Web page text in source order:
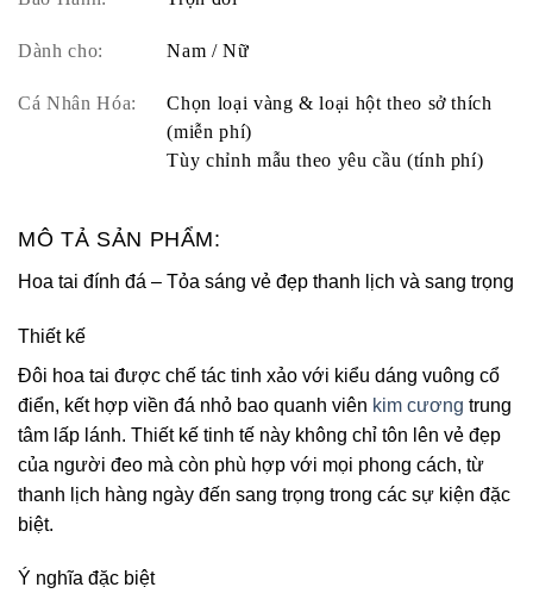
Dành cho: Nam / Nữ
Cá Nhân Hóa:
Chọn loại vàng & loại hột theo sở thích
(miễn phí)
Tùy chỉnh mẫu theo yêu cầu (tính phí)
MÔ TẢ SẢN PHẨM:
Hoa tai đính đá – Tỏa sáng vẻ đẹp thanh lịch và sang trọng
Thiết kế
Đôi hoa tai được chế tác tinh xảo với kiểu dáng vuông cổ
điển, kết hợp viền đá nhỏ bao quanh viên kim cương trung
tâm lấp lánh. Thiết kế tinh tế này không chỉ tôn lên vẻ đẹp
của người đeo mà còn phù hợp với mọi phong cách, từ
thanh lịch hàng ngày đến sang trọng trong các sự kiện đặc
biệt.
Ý nghĩa đặc biệt